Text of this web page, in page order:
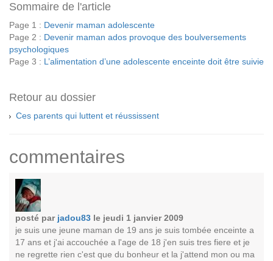
Sommaire de l'article
Page 1 : Devenir maman adolescente
Page 2 : Devenir maman ados provoque des boulversements
psychologiques
Page 3 : L’alimentation d’une adolescente enceinte doit être suivie
Retour au dossier
Ces parents qui luttent et réussissent
commentaires
posté par jadou83 le jeudi 1 janvier 2009
je suis une jeune maman de 19 ans je suis tombée enceinte a
17 ans et j'ai accouchée a l'age de 18 j'en suis tres fiere et je
ne regrette rien c'est que du bonheur et la j'attend mon ou ma